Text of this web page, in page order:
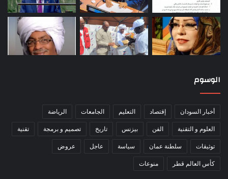
الوسوم
أخبار السودان إقتصاد التعليم الجامعات الرياضة
العلوم و التقنية الفن بيزنس تاريخ تصميم و برمجة تقنية
توثيقات سلطنة عمان سياسة عاجل عروض
كأس العالم قطر منوعات